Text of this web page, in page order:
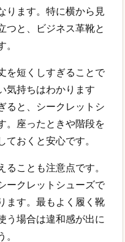
ります。特に横から見
つと、ビジネス革靴と
。
を短くしすぎることで
気持ちはわかります
ると、シークレットシ
。座ったときや階段を
ておくと安心です。
ることも注意点です。
ークレットシューズで
ます。最もよく履く靴
う場合は違和感が出に
。